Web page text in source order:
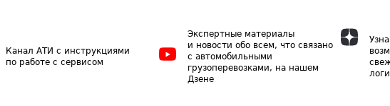
Канал АТИ с инструкциями
по работе с сервисом
Экспертные материалы
и новости обо всем, что связано
с автомобильными
грузоперевозками, на нашем
Дзене